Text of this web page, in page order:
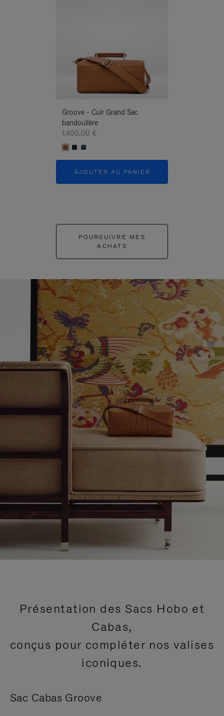
Groove - Cuir Grand Sac
bandoulière
1.400,00 €
AJOUTER AU PANIER
POURSUIVRE MES
ACHATS
Présentation des Sacs Hobo et
Cabas,
conçus pour compléter nos valises
iconiques.
Sac Cabas Groove